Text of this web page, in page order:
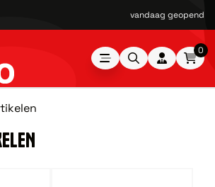
Kromhoutstraat 36-38
0